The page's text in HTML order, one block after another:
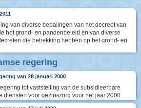
van diverse bepalingen van het decreet van
het grond- en pandenbeleid en van diverse
die betrekking hebben op het grond- en
regering
van 28 januari 2000
tot vaststelling van de subsidieerbare
diensten voor gezinszorg voor het jaar 2000